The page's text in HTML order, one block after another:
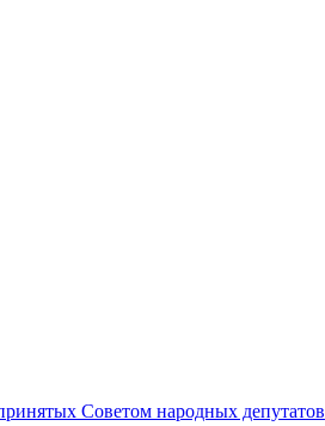
Советом народных депутатов